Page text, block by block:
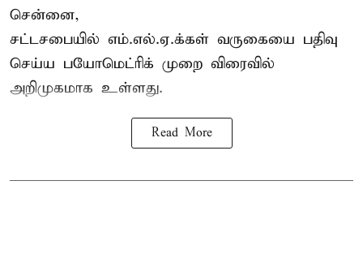
சென்னை,
சட்டசபையில் எம்.எல்.ஏ.க்கள் வருகையை பதிவு
செய்ய பயோமெட்ரிக் முறை விரைவில்
அறிமுகமாக உள்ளது.
Read More